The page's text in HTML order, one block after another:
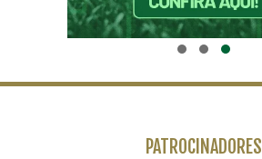
PATROCINADORES